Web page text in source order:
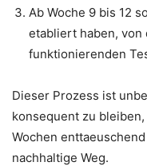
Ab Woche 9 bis 12
etabliert haben, von
funktionierenden
Dieser Prozess ist
konsequent zu
Wochen
nachhaltige Weg.